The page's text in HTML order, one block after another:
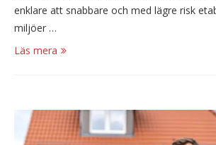
enklare att snabbare och med lägre risk
miljöer …
Läs mera